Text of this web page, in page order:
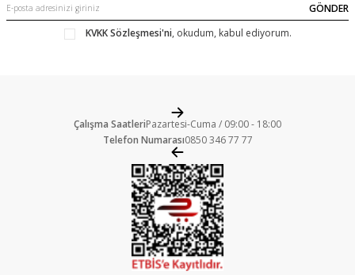
GÖNDER
KVKK Sözleşmesi'ni, okudum, kabul ediyorum.
Çalışma SaatleriPazartesi-Cuma / 09:00 - 18:00
Telefon Numarası0850 346 77 77